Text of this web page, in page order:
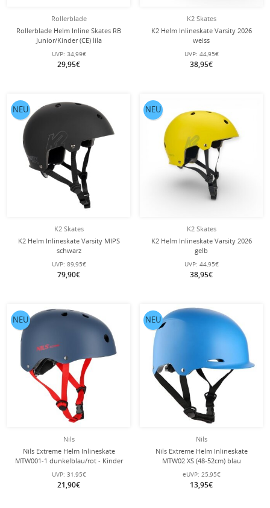
Rollerblade
Rollerblade Helm Inline Skates RB
Junior/Kinder (CE) lila
UVP: 34,99€
29,95€
K2 Skates
K2 Helm Inlineskate Varsity 2026
weiss
UVP: 44,95€
38,95€
K2 Skates
K2 Helm Inlineskate Varsity MIPS
schwarz
UVP: 89,95€
79,90€
NEU
K2 Skates
K2 Helm Inlineskate Varsity 2026
gelb
UVP: 44,95€
38,95€
NEU
Nils
Nils Extreme Helm Inlineskate
MTW001-1 dunkelblau/rot - Kinder
UVP: 31,95€
21,90€
NEU
Nils
Nils Extreme Helm Inlineskate
MTW02 XS (48-52cm) blau
eUVP: 25,95€
13,95€
NEU